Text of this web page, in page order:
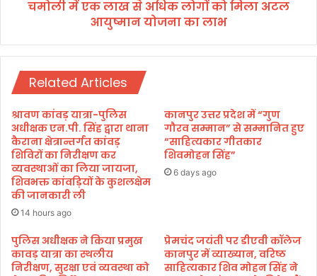
ता
क
प्रो
स्को
पि
क
म्यो
मे
क्टॉ
स
र्ज
री
को
मि
ला
अ
ट
ल
आ
यु
ष्मा
न
ज
ना
चमोली में एक लाख से अधिक लोगों को मिला अटल
आयुष्मान योजना का लाभ
Related Articles
श्रावण कांवड़ यात्रा-पुलिस
अधीक्षक एन.पी. सिंह द्वारा थाना
कैराना क्षेत्रान्तर्गत कांवड़
शिविरों का निरीक्षण कर
व्यवस्थाओं का लिया जायजा,
शिवभक्त कांवड़ियों के कुशलक्षेम
की जानकारी ली
14 hours ago
कानपुर उत्तर प्रदेश में “गुण
गौरव सम्मान” से सम्मानित हुए
“साहित्यकार गीतकार
शिवमोहन सिंह”
6 days ago
पुलिस अधीक्षक ने किया प्रमुख
कावड़ यात्रा का स्थलीय
निरीक्षण, सुरक्षा एवं व्यवस्था को
प्रेमचंद जयंती पर डीएवी कॉलेज
कानपुर में व्याख्यान, वरिष्ठ
साहित्यकार शिव मोहन सिंह ने